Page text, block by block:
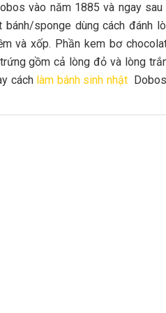
vào năm 1885 và ngay sau
sponge dùng cách đánh
và xốp. Phần kem bơ
gồm cả lòng đỏ và lòng
cách làm bánh sinh nhậtDobos